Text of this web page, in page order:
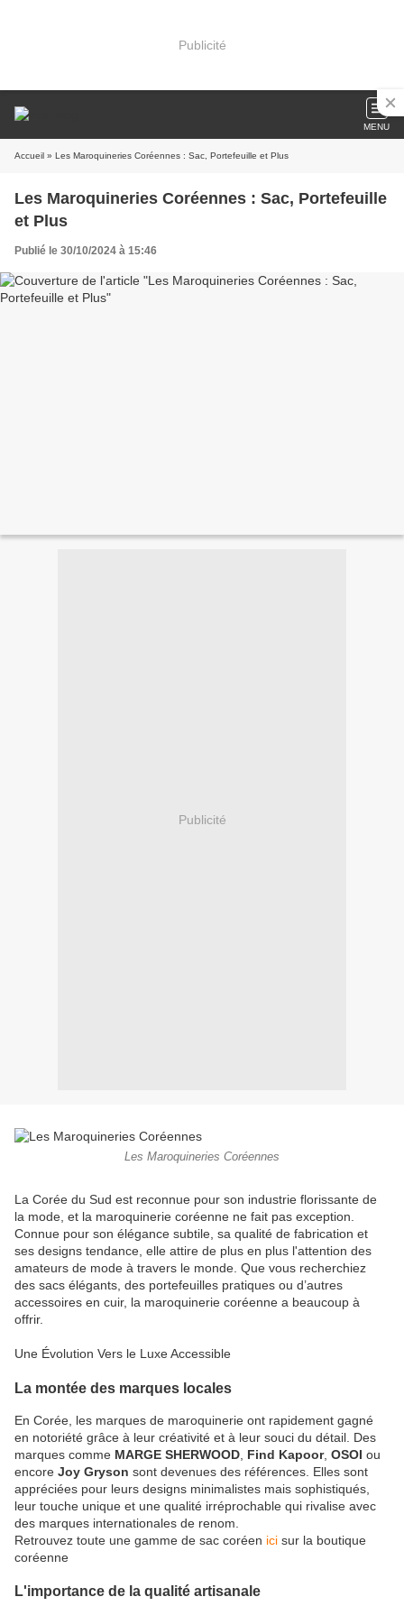
Publicité
MENU
Accueil » Les Maroquineries Coréennes : Sac, Portefeuille et Plus
Les Maroquineries Coréennes : Sac, Portefeuille
et Plus
Publié le 30/10/2024 à 15:46
Publicité
Les Maroquineries Coréennes
La Corée du Sud est reconnue pour son industrie florissante de
la mode, et la maroquinerie coréenne ne fait pas exception.
Connue pour son élégance subtile, sa qualité de fabrication et
ses designs tendance, elle attire de plus en plus l'attention des
amateurs de mode à travers le monde. Que vous recherchiez
des sacs élégants, des portefeuilles pratiques ou d’autres
accessoires en cuir, la maroquinerie coréenne a beaucoup à
offrir.
Une Évolution Vers le Luxe Accessible
La montée des marques locales
En Corée, les marques de maroquinerie ont rapidement gagné
en notoriété grâce à leur créativité et à leur souci du détail. Des
marques comme MARGE SHERWOOD Find Kapoor, OSOI ou
encore Joy Gryson sont devenues des références. Elles sont
appréciées pour leurs designs minimalistes mais sophistiqués,
leur touche unique et une qualité irréprochable qui rivalise avec
des marques internationales de renom.
Retrouvez toute une gamme de sac coréen ici sur la boutique
coréenne
L'importance de la qualité artisanale